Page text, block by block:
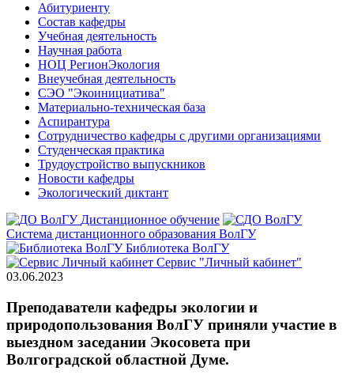
Абитуриенту
Состав кафедры
Учебная деятельность
Научная работа
НОЦ РегионЭкология
Внеучебная деятельность
СЭО "Экоинициатива"
Материально-техническая база
Аспирантура
Сотрудничество кафедры с другими организациями
Студенческая практика
Трудоустройство выпускников
Новости кафедры
Экологический диктант
Дистанционное обучение
Система дистанционного образования ВолГУ
Библиотека ВолГУ
Сервис "Личный кабинет"
03.06.2023
Преподаватели кафедры экологии и
природопользования ВолГУ приняли участие в
выездном заседании Экосовета при
Волгоградской областной Думе.